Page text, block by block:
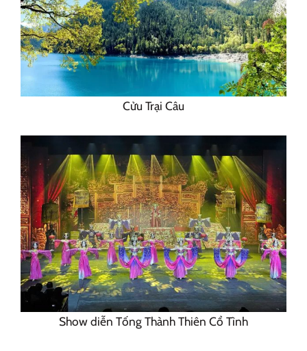
Cửu Trại Câu
Show diễn Tống Thành Thiên Cổ Tình